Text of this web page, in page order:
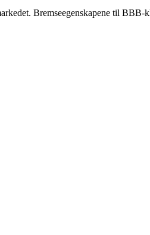
Bremseegenskapene til BBB-